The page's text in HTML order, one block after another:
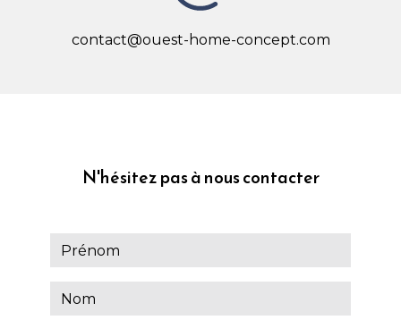
contact@ouest-home-concept.com
N'hésitez pas à nous contacter